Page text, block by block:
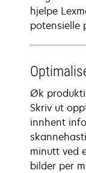
hjelpe
potensielle
Øk
Skriv ut
innhent
minutt ved
bilder per